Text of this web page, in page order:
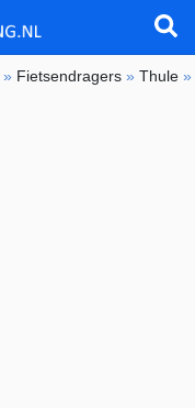
» Fietsendragers »Thule